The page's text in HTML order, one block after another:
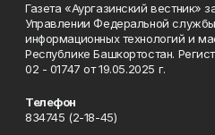
Газета «Аургазинский вестник»
Управлении Федеральной
информационных технологий и
Республике Башкортостан.
02 - 01747 от 19.05.2025 г.
Телефон
834745 (2-18-45)